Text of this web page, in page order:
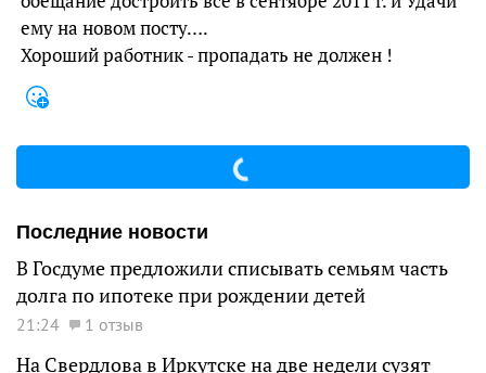
ему на новом посту….
Хороший работник - пропадать не должен !
Последние новости
В Госдуме предложили списывать семьям часть
долга по ипотеке при рождении детей
21:24 1 отзыв
На Свердлова в Иркутске на две недели сузят